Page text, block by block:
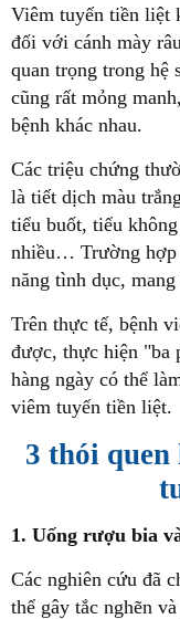
Viêm tuyến tiền liệt
đối với cánh mày
quan trọng trong hệ
cũng rất mỏng
bệnh khác nhau.
Các triệu chứng
là tiết dịch màu
tiểu buốt, tiểu
nhiều… Trường hợp
năng tình dục,
Trên thực tế, bệnh
được, thực hiện "ba
hàng ngày có thể
viêm tuyến tiền liệt.
3 thói quen
1. Uống rượu bia
Các nghiên cứu đã
thể gây tắc nghẽn